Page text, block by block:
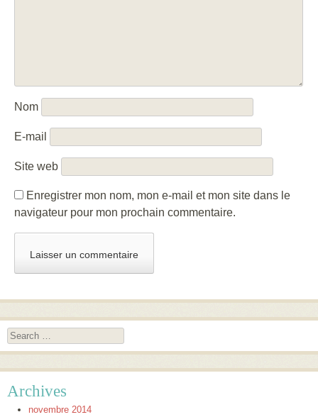
Nom
E-mail
Site web
Enregistrer mon nom, mon e-mail et mon site dans le
navigateur pour mon prochain commentaire.
Search
Archives
novembre 2014